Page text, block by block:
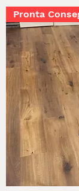
Pronta